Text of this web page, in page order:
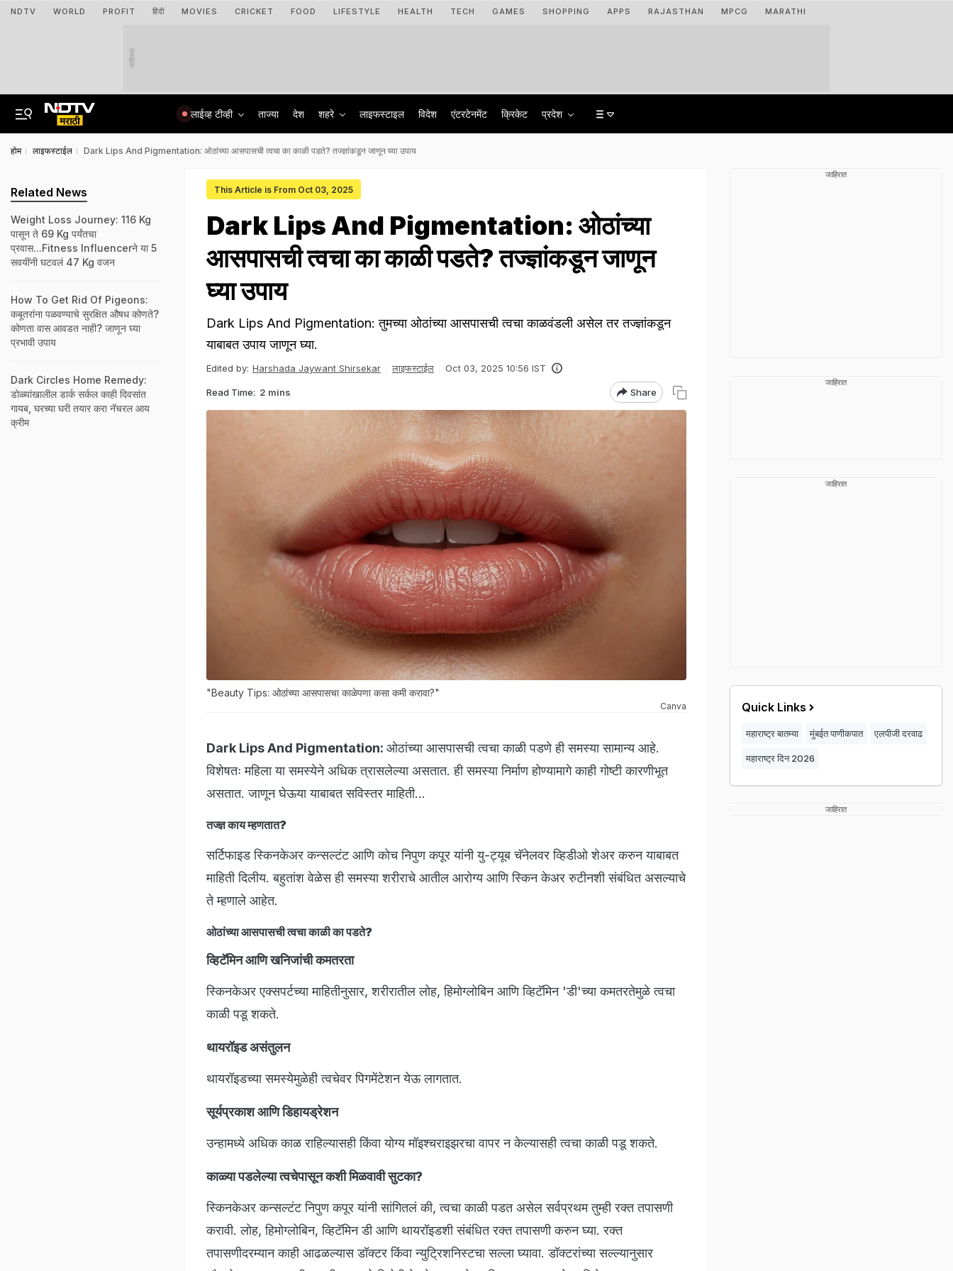
NDTV WORLD PROFIT हिंदी MOVIES CRICKET FOOD LIFESTYLE HEALTH TECH GAMES SHOPPING APPS RAJASTHAN MPCG MARATHI
जाहिरात
लाईव्ह टीव्ही ताज्या देश शहरे लाइफस्टाइल विदेश एंटरटेनमेंट क्रिकेट प्रदेश
होम लाइफस्टाईल Dark Lips And Pigmentation: ओठांच्या आसपासची त्वचा का काळी पडते? तज्ज्ञांकडून जाणून घ्या उपाय
This Article is From Oct 03, 2025
Dark Lips And Pigmentation: ओठांच्या
आसपासची त्वचा का काळी पडते? तज्ज्ञांकडून जाणून
घ्या उपाय
Dark Lips And Pigmentation: तुमच्या ओठांच्या आसपासची त्वचा काळवंडली असेल तर तज्ज्ञांकडून
याबाबत उपाय जाणून घ्या.
Edited by: Harshada Jaywant Shirsekar लाइफस्टाईल Oct 03, 2025 10:56 IST
Read Time: 2 mins Share
"Beauty Tips: ओठांच्या आसपासचा काळेपणा कसा कमी करावा?"
Canva
Dark Lips And Pigmentation: ओठांच्या आसपासची त्वचा काळी पडणे ही समस्या सामान्य आहे.
विशेषतः महिला या समस्येने अधिक त्रासलेल्या असतात. ही समस्या निर्माण होण्यामागे काही गोष्टी कारणीभूत
असतात. जाणून घेऊया याबाबत सविस्तर माहिती...
तज्ज्ञ काय म्हणतात?
सर्टिफाइड स्किनकेअर कन्सल्टंट आणि कोच निपुण कपूर यांनी यु-ट्यूब चॅनेलवर व्हिडीओ शेअर करुन याबाबत
माहिती दिलीय. बहुतांश वेळेस ही समस्या शरीराचे आतील आरोग्य आणि स्किन केअर रुटीनशी संबंधित असल्याचे
ते म्हणाले आहेत.
ओठांच्या आसपासची त्वचा काळी का पडते?
व्हिटॅमिन आणि खनिजांची कमतरता
स्किनकेअर एक्सपर्टच्या माहितीनुसार, शरीरातील लोह, हिमोग्लोबिन आणि व्हिटॅमिन 'डी'च्या कमतरतेमुळे त्वचा
काळी पडू शकते.
थायरॉइड असंतुलन
थायरॉइडच्या समस्येमुळेही त्वचेवर पिगमेंटेशन येऊ लागतात.
सूर्यप्रकाश आणि डिहायड्रेशन
उन्हामध्ये अधिक काळ राहिल्यासही किंवा योग्य मॉइश्चराइझरचा वापर न केल्यासही त्वचा काळी पडू शकते.
काळ्या पडलेल्या त्वचेपासून कशी मिळवावी सुटका?
स्किनकेअर कन्सल्टंट निपुण कपूर यांनी सांगितलं की, त्वचा काळी पडत असेल सर्वप्रथम तुम्ही रक्त तपासणी
करावी. लोह, हिमोग्लोबिन, व्हिटॅमिन डी आणि थायरॉइडशी संबंधित रक्त तपासणी करुन घ्या. रक्त
तपासणीदरम्यान काही आढळल्यास डॉक्टर किंवा न्युट्रिशनिस्टचा सल्ला घ्यावा. डॉक्टरांच्या सल्ल्यानुसार
Related News
Weight Loss Journey: 116 Kg
पासून ते 69 Kg पर्यंतचा
प्रवास...Fitness Influencerने या 5
सवयींनी घटवलं 47 Kg वजन
How To Get Rid Of Pigeons:
कबूतरांना पळवण्याचे सुरक्षित औषध कोणते?
कोणता वास आवडत नाही? जाणून घ्या
प्रभावी उपाय
Dark Circles Home Remedy:
डोळ्यांखालील डार्क सर्कल काही दिवसांत
गायब, घरच्या घरी तयार करा नॅचरल आय
क्रीम
जाहिरात
जाहिरात
जाहिरात
Quick Links
महाराष्ट्र बातम्या मुंबईत पाणीकपात एलपीजी दरवाढ
महाराष्ट्र दिन 2026
जाहिरात